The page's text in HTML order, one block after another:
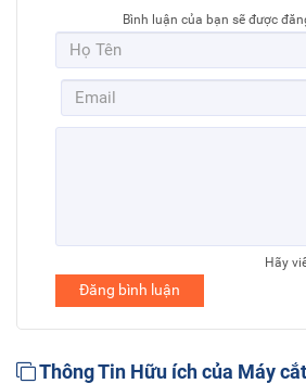
Bình luận của bạn sẽ được
Hãy
Đăng bình luận
Thông Tin Hữu ích của Máy